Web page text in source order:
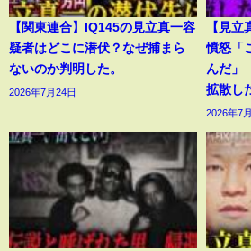
【関東連合】IQ145の見立真一容
疑者はどこに潜伏？なぜ捕まら
ないのか判明した。
2026年7月24日
【見
憤怒「
んだ」
拡散し
2026年7